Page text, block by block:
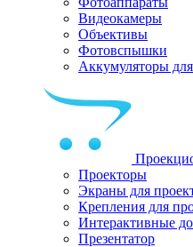
Видеокамеры
Объективы
Фотовспышки
Аккумуляторы
Проекторы
Экраны для
Крепления для
Интерактивные
Презентатор